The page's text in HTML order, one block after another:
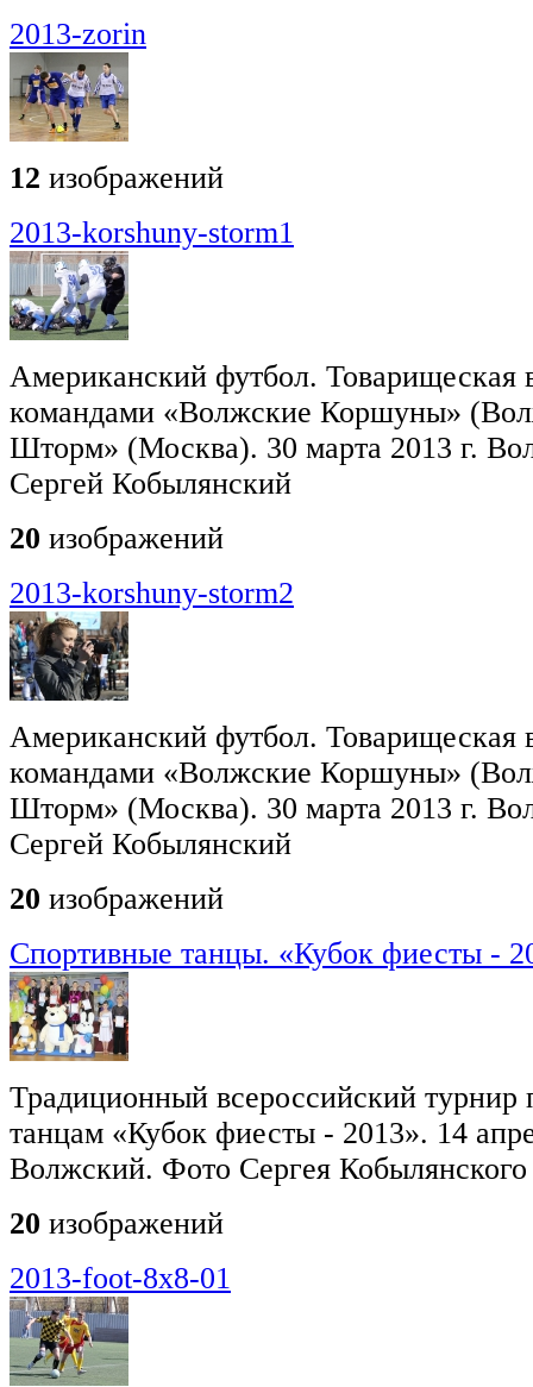
2013-zorin
12 изображений
2013-korshuny-storm1
Американский футбол. Товарищеская
командами «Волжские Коршуны»
Шторм» (Москва). 30 марта 2013 г.
Сергей Кобылянский
20 изображений
2013-korshuny-storm2
Американский футбол. Товарищеская
командами «Волжские Коршуны»
Шторм» (Москва). 30 марта 2013 г.
Сергей Кобылянский
20 изображений
Спортивные танцы. «Кубок фиесты -
Традиционный всероссийский турнир
танцам «Кубок фиесты - 2013». 14
Волжский. Фото Сергея Кобылянского
20 изображений
2013-foot-8х8-01